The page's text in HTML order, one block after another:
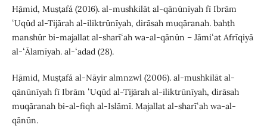
Ḥāmid, Muṣṭafá (2016). al-mushkilāt al-qānūnīyah fī Ibrām
ʻUqūd al-Tijārah al-iliktrūnīyah, dirāsah muqāranah. baḥth
manshūr bi-majallat al-sharīʻah wa-al-qānūn – Jāmiʻat Afrīqiyā
al-ʻĀlamīyah. al-ʻadad (28).
Ḥāmid, Muṣṭafá al-Nāyir almnzwl (2006). al-mushkilāt al-
qānūnīyah fī Ibrām ʻUqūd al-Tijārah al-iliktrūnīyah, dirāsah
muqāranah bi-al-fiqh al-Islāmī. Majallat al-sharīʻah wa-al-
qānūn.